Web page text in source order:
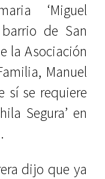
‘Miguel
de San
la Asociación
Manuel
sí se requiere
Segura’ en
dijo que ya